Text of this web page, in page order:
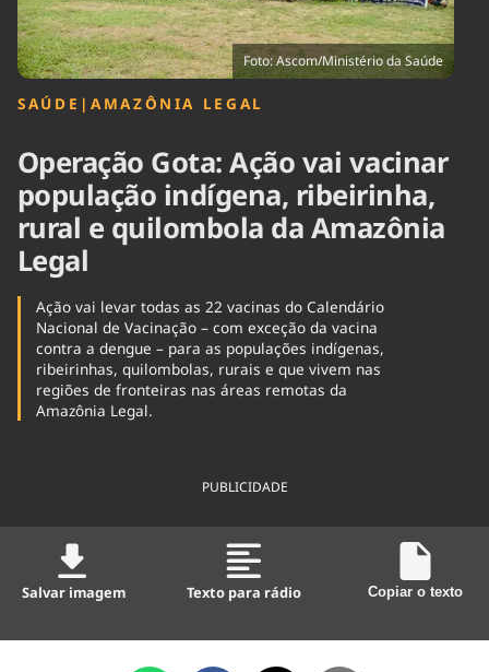
Foto: Ascom/Ministério da Saúde
SAÚDE | AMAZÔNIA LEGAL
Operação Gota: Ação vai vacinar
população indígena, ribeirinha,
rural e quilombola da Amazônia
Legal
Ação vai levar todas as 22 vacinas do Calendário
Nacional de Vacinação – com exceção da vacina
contra a dengue – para as populações indígenas,
ribeirinhas, quilombolas, rurais e que vivem nas
regiões de fronteiras nas áreas remotas da
Amazônia Legal.
PUBLICIDADE
Salvar imagem Texto para rádio Copiar o texto